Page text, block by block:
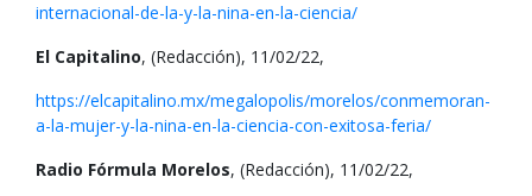
internacional-de-la-y-la-nina-en-la-ciencia/
El Capitalino, (Redacción), 11/02/22,
https://elcapitalino.mx/megalopolis/morelos/conmemoran-
a-la-mujer-y-la-nina-en-la-ciencia-con-exitosa-feria/
Radio Fórmula Morelos, (Redacción), 11/02/22,